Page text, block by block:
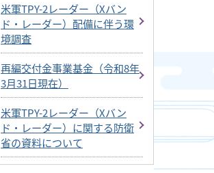
米軍TPY-2レーダー（Xバン
ド・レーダー）配備に伴う環
境調査
再編交付金事業基金（令和8年
3月31日現在）
米軍TPY-2レーダー（Xバン
ド・レーダー）に関する防衛
省の資料について